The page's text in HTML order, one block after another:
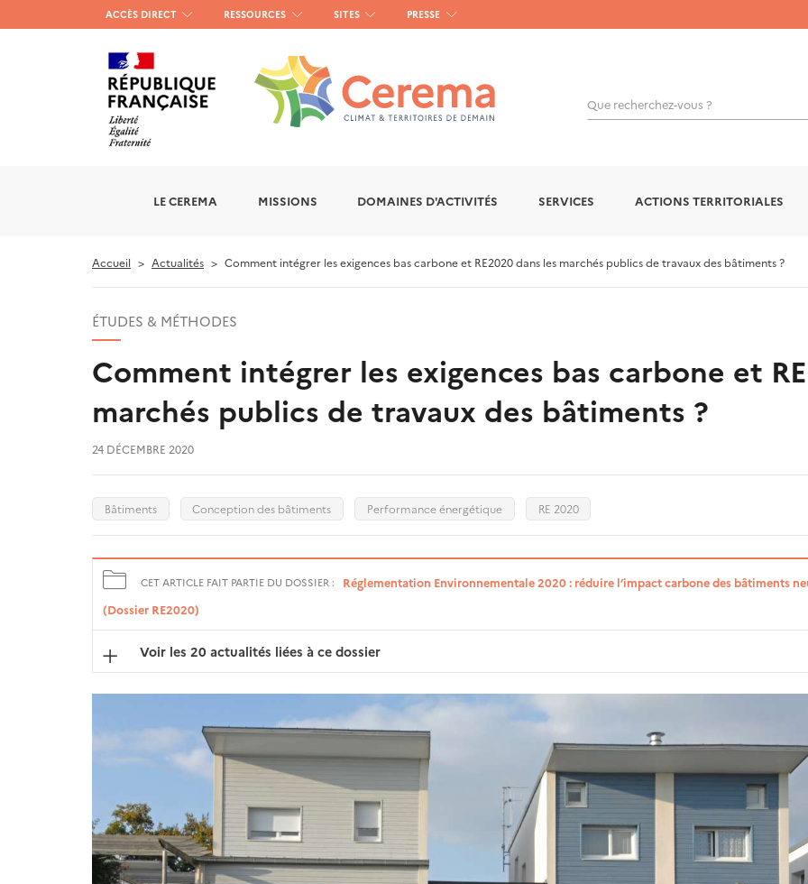
Menu
haut
gauche
ACCÈS DIRECT RESSOURCES SITES PRESSE
Que recherchez-vous ?
LE CEREMA MISSIONS DOMAINES D'ACTIVITÉS SERVICES ACTIONS TERRITORIALES
Accueil Actualités Comment intégrer les exigences bas carbone et RE2020 dans les marchés publics de travaux des bâtiments ?
ÉTUDES & MÉTHODES
Comment intégrer les exigences bas carbone et
marchés publics de travaux des bâtiments ?
24 DÉCEMBRE 2020
Bâtiments Conception des bâtiments Performance énergétique RE 2020
CET ARTICLE FAIT PARTIE DU DOSSIER :
Réglementation Environnementale 2020 : réduire l’impact carbone des bâtiments
(Dossier RE2020)
Voir les 20 actualités liées à ce dossier